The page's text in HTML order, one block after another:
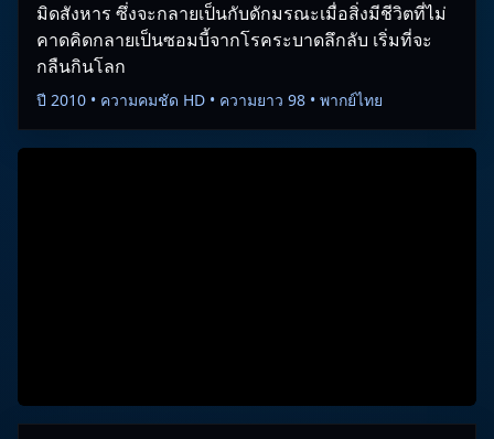
มิดสังหาร ซึ่งจะกลายเป็นกับดักมรณะเมื่อสิ่งมีชีวิตที่ไม่
คาดคิดกลายเป็นซอมบี้จากโรคระบาดลึกลับ เริ่มที่จะ
กลืนกินโลก
ปี 2010 • ความคมชัด HD • ความยาว 98 • พากย์ไทย